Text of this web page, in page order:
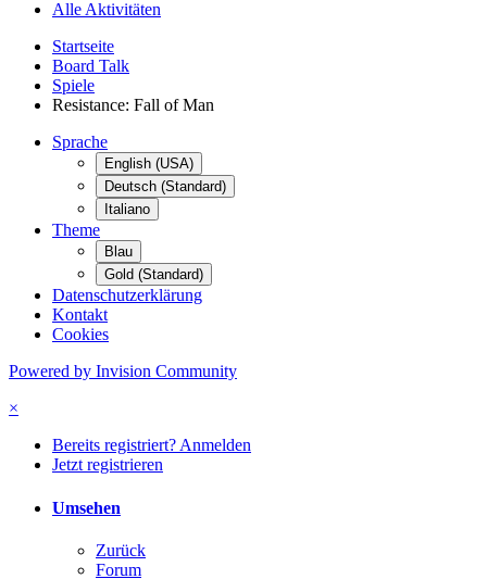
Alle Aktivitäten
Startseite
Board Talk
Spiele
Resistance: Fall of Man
Sprache
English (USA)
Deutsch (Standard)
Italiano
Theme
Blau
Gold (Standard)
Datenschutzerklärung
Kontakt
Cookies
Powered by Invision Community
×
Bereits registriert? Anmelden
Jetzt registrieren
Umsehen
Zurück
Forum